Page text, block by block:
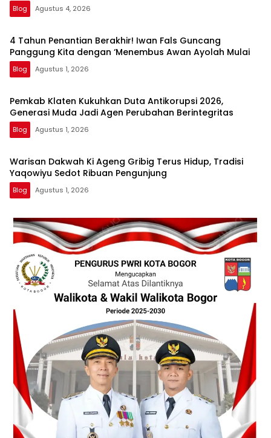
Blog Agustus 4, 2026
4 Tahun Penantian Berakhir! Iwan Fals Guncang
Panggung Kita dengan ‘Menembus Awan Ayolah Mulai
Blog Agustus 1, 2026
Pemkab Klaten Kukuhkan Duta Antikorupsi 2026,
Generasi Muda Jadi Agen Perubahan Berintegritas
Blog Agustus 1, 2026
Warisan Dakwah Ki Ageng Gribig Terus Hidup, Tradisi
Yaqowiyu Sedot Ribuan Pengunjung
Blog Agustus 1, 2026